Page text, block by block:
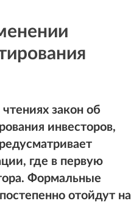
закон об
инвесторов,
где в первую
Формальные
отойдут на